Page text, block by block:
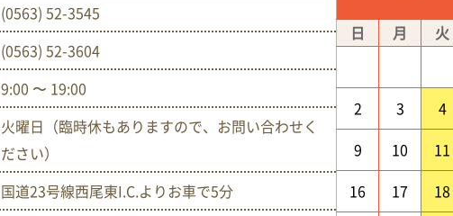
(0563) 52-3545
(0563) 52-3604
9:00 〜 19:00
火曜日（臨時休もありますので、お問い合わせく
ださい）
国道23号線西尾東I.C.よりお車で5分
日 月 火
2
3 4
9
10 11
16
17 18